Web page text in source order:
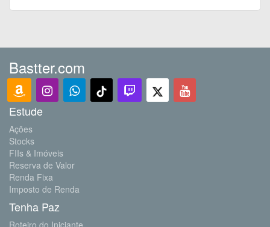
Bastter.com
Estude
Ações
Stocks
FIIs & Imóveis
Reserva de Valor
Renda Fixa
Imposto de Renda
Tenha Paz
Roteiro do Iniciante